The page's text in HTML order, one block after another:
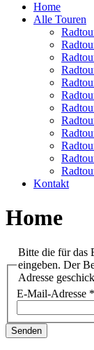
Home
Alle Touren
Kontakt
Home
Bitte die für das
eingeben. Der
Adresse
E-Mail-Adresse *
Senden